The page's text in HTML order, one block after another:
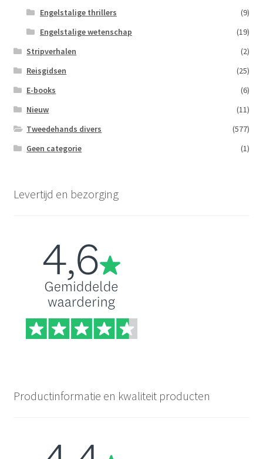
Engelstalige thrillers
(9)
Engelstalige wetenschap
(19)
Stripverhalen
(2)
Reisgidsen
(25)
E-books
(6)
Nieuw
(11)
Tweedehands divers
(577)
Geen categorie
(1)
Levertijd en bezorging
Productinformatie en kwaliteit producten